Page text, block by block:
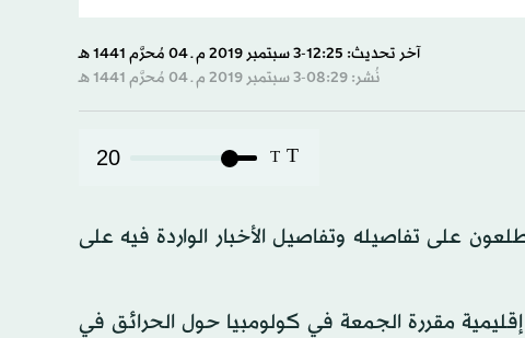
آخر تحديث: 12:25-3 سبتمبر 2019 م ـ 04 مُحرَّم 1441 هـ
نُشر: 08:29-3 سبتمبر 2019 م ـ 04 مُحرَّم 1441 هـ
T
T
20
على تفاصيله وتفاصيل الأخبار الواردة فيه على
مقررة الجمعة في كولومبيا حول الحرائق في